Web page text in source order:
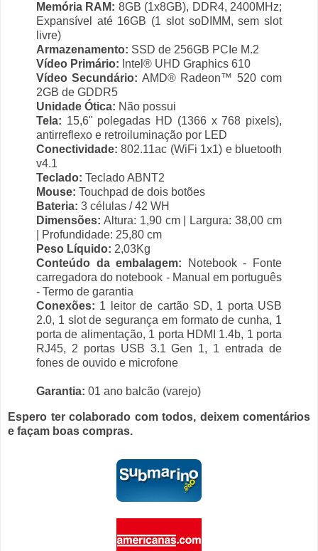
Memória RAM: 8GB (1x8GB), DDR4, 2400MHz;
Expansível até 16GB (1 slot soDIMM, sem slot
livre)
Armazenamento: SSD de 256GB PCIe M.2
Vídeo Primário: Intel® UHD Graphics 610
Vídeo Secundário: AMD® Radeon™ 520 com
2GB de GDDR5
Unidade Ótica: Não possui
Tela: 15,6" polegadas HD (1366 x 768 pixels),
antirreflexo e retroiluminação por LED
Conectividade: 802.11ac (WiFi 1x1) e bluetooth
v4.1
Teclado: Teclado ABNT2
Mouse: Touchpad de dois botões
Bateria: 3 células / 42 WH
Dimensões: Altura: 1,90 cm | Largura: 38,00 cm
| Profundidade: 25,80 cm
Peso Líquido: 2,03Kg
Conteúdo da embalagem: Notebook - Fonte
carregadora do notebook - Manual em português
- Termo de garantia
Conexões: 1 leitor de cartão SD, 1 porta USB
2.0, 1 slot de segurança em formato de cunha, 1
porta de alimentação, 1 porta HDMI 1.4b, 1 porta
RJ45, 2 portas USB 3.1 Gen 1, 1 entrada de
fones de ouvido e microfone
Garantia: 01 ano balcão (varejo)
Espero ter colaborado com todos, deixem comentários
e façam boas compras.